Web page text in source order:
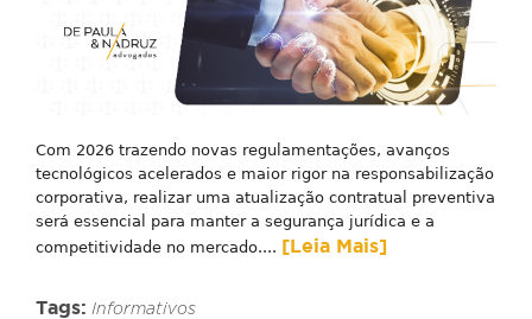
Com 2026 trazendo novas regulamentações, avanços
tecnológicos acelerados e maior rigor na responsabilização
corporativa, realizar uma atualização contratual preventiva
será essencial para manter a segurança jurídica e a
competitividade no mercado.... [Leia Mais]
Tags: Informativos